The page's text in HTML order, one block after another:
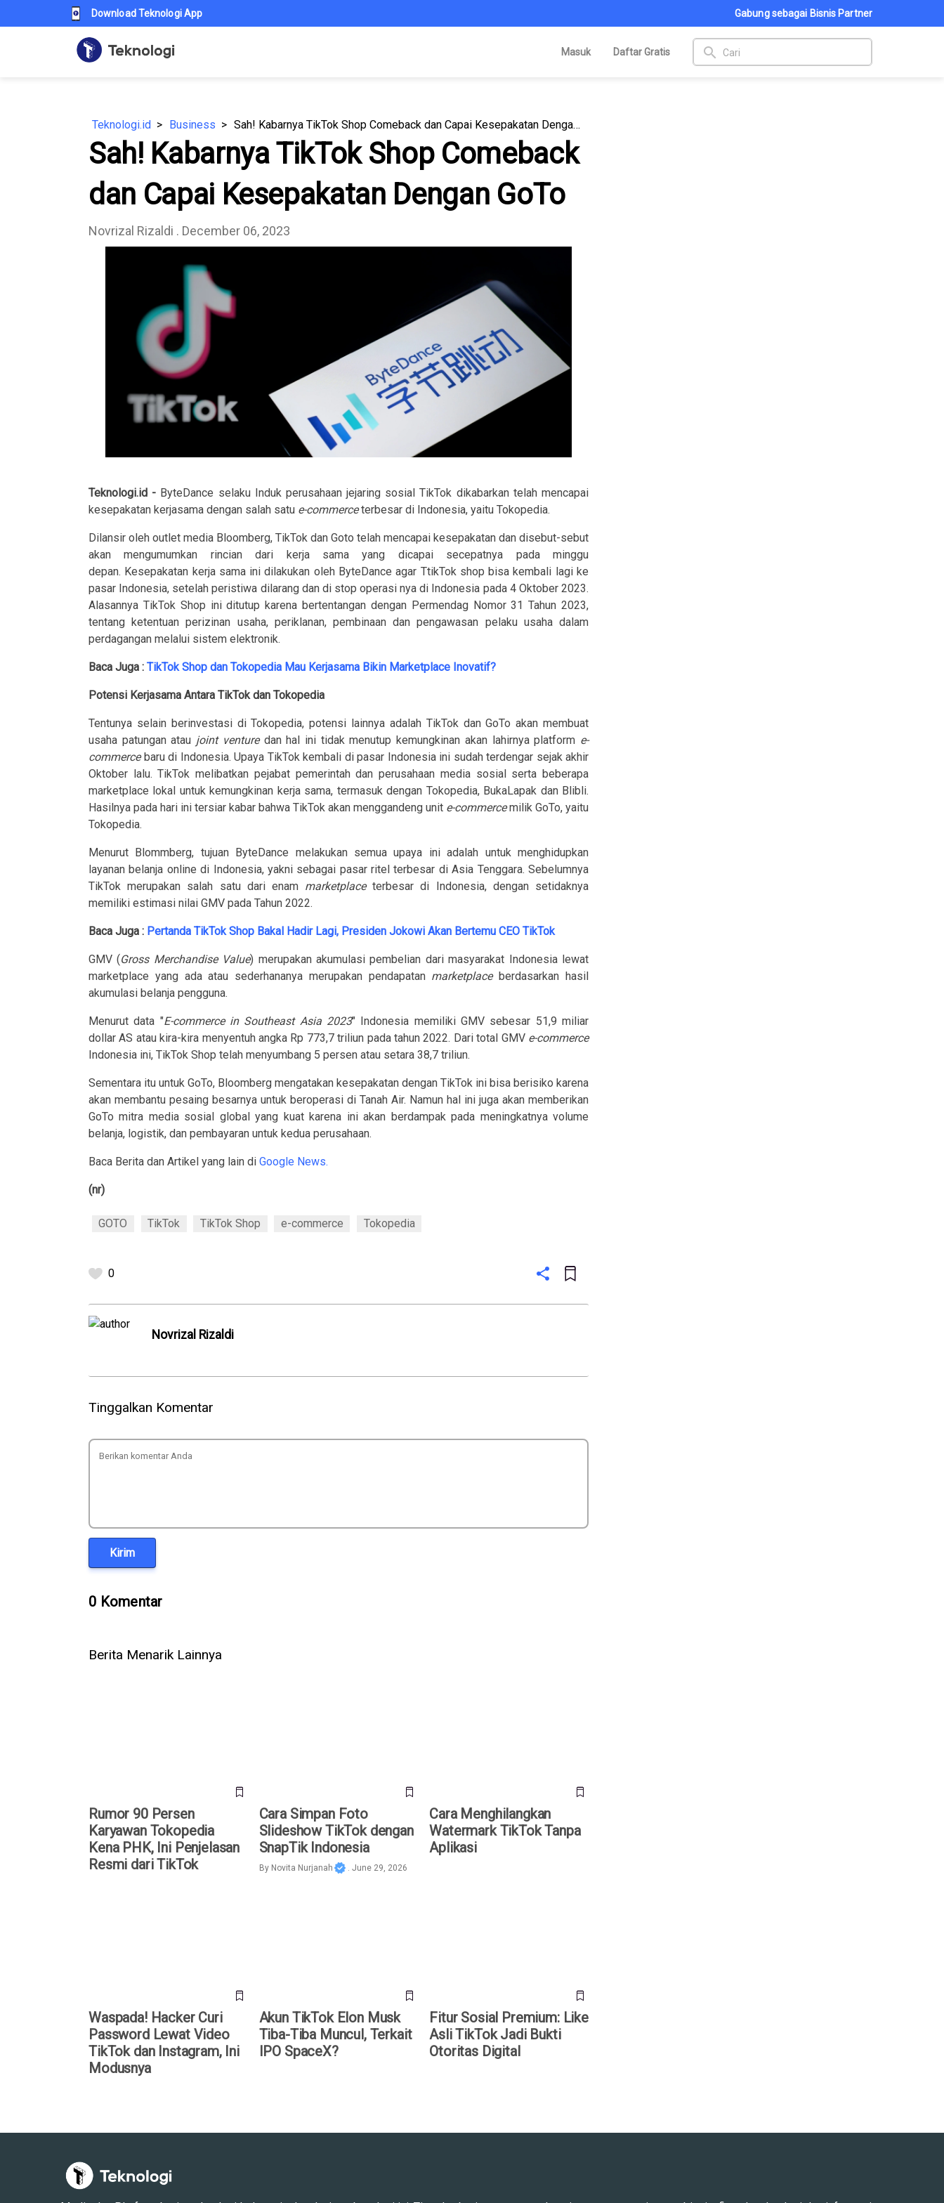
Download Teknologi App Gabung sebagai Bisnis Partner
Masuk Daftar Gratis search
Teknologi.id Business Sah! Kabarnya TikTok Shop Comeback dan Capai Kesepakatan Dengan GoTo
Sah! Kabarnya TikTok Shop Comeback
dan Capai Kesepakatan Dengan GoTo
Novrizal Rizaldi . December 06, 2023
Teknologi.id - ByteDance selaku Induk perusahaan jejaring sosial TikTok dikabarkan telah mencapai
kesepakatan kerjasama dengan salah satu e-commerceterbesar di Indonesia, yaitu Tokopedia.
Dilansir oleh outlet media Bloomberg, TikTok dan Goto telah mencapai kesepakatan dan disebut-sebut
akan mengumumkan rincian dari kerja sama yang dicapai secepatnya pada minggu
depan. Kesepakatan kerja sama ini dilakukan oleh ByteDance agar TtikTok shop bisa kembali lagi ke
pasar Indonesia, setelah peristiwa dilarang dan di stop operasi nya di Indonesia pada 4 Oktober 2023.
Alasannya TikTok Shop ini ditutup karena bertentangan dengan Permendag Nomor 31 Tahun 2023,
tentang ketentuan perizinan usaha, periklanan, pembinaan dan pengawasan pelaku usaha dalam
perdagangan melalui sistem elektronik.
Baca Juga : TikTok Shop dan Tokopedia Mau Kerjasama Bikin Marketplace Inovatif?
Potensi Kerjasama Antara TikTok dan Tokopedia
Tentunya selain berinvestasi di Tokopedia, potensi lainnya adalah TikTok dan GoTo akan membuat
usaha patungan atau joint venturedan hal ini tidak menutup kemungkinan akan lahirnya platform e-
commercebaru di Indonesia. Upaya TikTok kembali di pasar Indonesia ini sudah terdengar sejak akhir
Oktober lalu. TikTok melibatkan pejabat pemerintah dan perusahaan media sosial serta beberapa
marketplace lokal untuk kemungkinan kerja sama, termasuk dengan Tokopedia, BukaLapak dan Blibli.
Hasilnya pada hari ini tersiar kabar bahwa TikTok akan menggandeng unit e-commercemilik GoTo, yaitu
Tokopedia.
Menurut Blommberg, tujuan ByteDance melakukan semua upaya ini adalah untuk menghidupkan
layanan belanja online di Indonesia, yakni sebagai pasar ritel terbesar di Asia Tenggara. Sebelumnya
TikTok merupakan salah satu dari enam marketplaceterbesar di Indonesia, dengan setidaknya
memiliki estimasi nilai GMV pada Tahun 2022.
Baca Juga : Pertanda TikTok Shop Bakal Hadir Lagi, Presiden Jokowi Akan Bertemu CEO TikTok
GMV (Gross Merchandise Value) merupakan akumulasi pembelian dari masyarakat Indonesia lewat
marketplace yang ada atau sederhananya merupakan pendapatan marketplaceberdasarkan hasil
akumulasi belanja pengguna.
Menurut data "E-commerce in Southeast Asia 2023" Indonesia memiliki GMV sebesar 51,9 miliar
dollar AS atau kira-kira menyentuh angka Rp 773,7 triliun pada tahun 2022. Dari total GMV e-commerce
Indonesia ini, TikTok Shop telah menyumbang 5 persen atau setara 38,7 triliun.
Sementara itu untuk GoTo, Bloomberg mengatakan kesepakatan dengan TikTok ini bisa berisiko karena
akan membantu pesaing besarnya untuk beroperasi di Tanah Air. Namun hal ini juga akan memberikan
GoTo mitra media sosial global yang kuat karena ini akan berdampak pada meningkatnya volume
belanja, logistik, dan pembayaran untuk kedua perusahaan.
Baca Berita dan Artikel yang lain di Google News.
(nr)
GOTO TikTok TikTok Shop e-commerce Tokopedia
0
Novrizal Rizaldi
Tinggalkan Komentar
Kirim
0 Komentar
Berita Menarik Lainnya
Rumor 90 Persen
Karyawan Tokopedia
Kena PHK, Ini Penjelasan
Resmi dari TikTok
Cara Simpan Foto
Slideshow TikTok dengan
SnapTik Indonesia
By Novita Nurjanah . June 29, 2026
Cara Menghilangkan
Watermark TikTok Tanpa
Aplikasi
Waspada! Hacker Curi
Password Lewat Video
TikTok dan Instagram, Ini
Modusnya
Akun TikTok Elon Musk
Tiba-Tiba Muncul, Terkait
IPO SpaceX?
Fitur Sosial Premium: Like
Asli TikTok Jadi Bukti
Otoritas Digital